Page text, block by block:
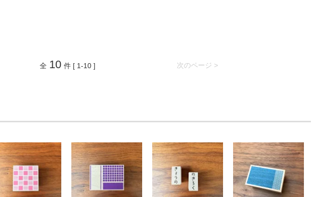
次のページ >
全 10 件 [ 1-10 ]